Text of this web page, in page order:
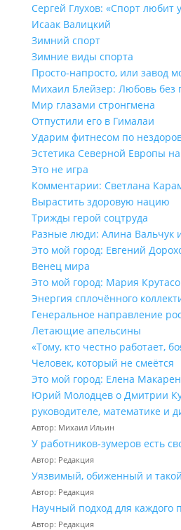
Сергей Глухов: «Спорт любит
Исаак Валицкий
Зимний спорт
Зимние виды спорта
Просто-напросто, или завод
Михаил Блейзер: Любовь без
Мир глазами стронгмена
Отпустили его в Гималаи
Ударим фитнесом по
Эстетика Северной Европы
Это не игра
Комментарии: Светлана
Вырастить здоровую нацию
Трижды герой соцтруда
Разные люди: Алина Вальчук
Это мой город: Евгений
Венец мира
Это мой город: Мария
Энергия сплочённого
Генеральное направление
Летающие апельсины
«Тому, кто честно работает,
Человек, который не смеётся
Это мой город: Елена
Юрий Молодцев о Дмитрии
руководителе, математике и
Автор: Михаил Ильин
У работников‑зумеров есть
Автор: Редакция
Уязвимый, обиженный и
Автор: Редакция
Научный подход для каждого
Автор: Редакция